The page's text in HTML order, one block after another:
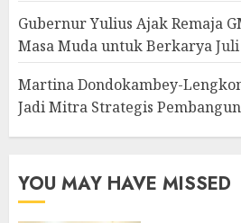
Gubernur Yulius Ajak Remaja
Masa Muda untuk Berkarya
Martina Dondokambey-
Jadi Mitra Strategis
YOU MAY HAVE MISSED